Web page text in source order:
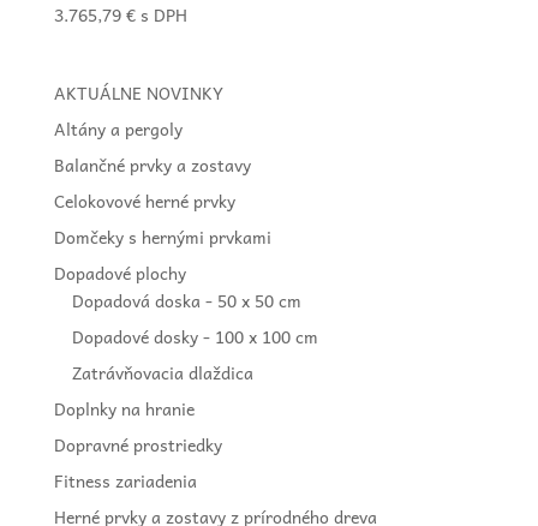
3.765,79€ s DPH
AKTUÁLNE NOVINKY
Altány a pergoly
Balančné prvky a zostavy
Celokovové herné prvky
Domčeky s hernými prvkami
Dopadové plochy
Dopadová doska - 50 x 50 cm
Dopadové dosky - 100 x 100 cm
Zatrávňovacia dlaždica
Doplnky na hranie
Dopravné prostriedky
Fitness zariadenia
Herné prvky a zostavy z prírodného dreva